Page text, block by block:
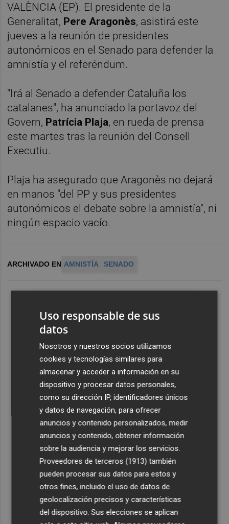
VALÈNCIA (EP). El presidente de la
Generalitat, Pere Aragonès, asistirá este
jueves a la reunión de presidentes
autonómicos en el Senado para defender la
amnistía y el referéndum.
"Irá al Senado a defender Cataluña los
catalanes", ha anunciado la portavoz del
Govern, Patrícia Plaja, en rueda de prensa
este martes tras la reunión del Consell
Executiu.
Plaja ha asegurado que Aragonès no dejará
en manos "del PP y sus presidentes
autonómicos el debate sobre la amnistía", ni
ningún espacio vacío.
ARCHIVADO EN AMNISTÍA SENADO
Uso responsable de sus
datos
Nosotros y nuestros socios utilizamos
cookies y tecnologías similares para
almacenar y acceder a información en su
dispositivo y procesar datos personales,
como su dirección IP, identificadores únicos
y datos de navegación, para ofrecer
anuncios y contenido personalizados, medir
anuncios y contenido, obtener información
sobre la audiencia y mejorar los servicios.
Proveedores de terceros (1913) también
pueden procesar sus datos para estos y
otros fines, incluido el uso de datos de
geolocalización precisos y características
del dispositivo. Sus elecciones se aplican